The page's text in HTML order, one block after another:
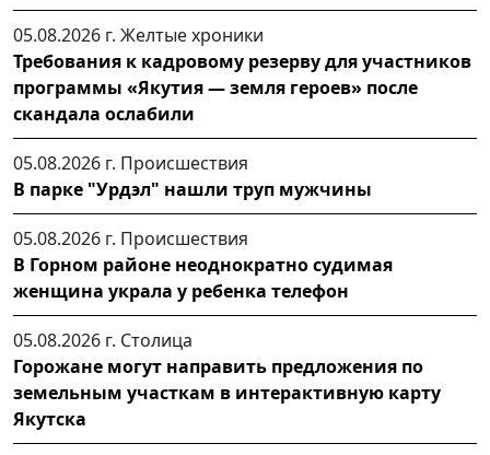
05.08.2026 г. Желтые хроники
Требования к кадровому резерву для участников
программы «Якутия — земля героев» после
скандала ослабили
05.08.2026 г. Происшествия
В парке "Урдэл" нашли труп мужчины
05.08.2026 г. Происшествия
В Горном районе неоднократно судимая
женщина украла у ребенка телефон
05.08.2026 г. Столица
Горожане могут направить предложения по
земельным участкам в интерактивную карту
Якутска